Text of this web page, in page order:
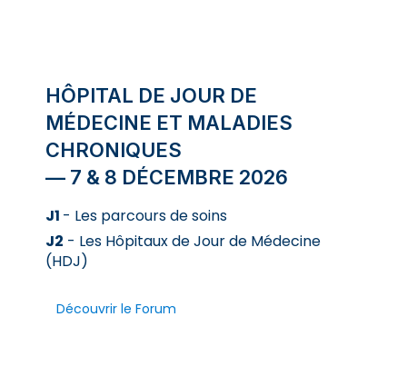
HÔPITAL DE JOUR DE
MÉDECINE ET MALADIES
CHRONIQUES
— 7 & 8 DÉCEMBRE 2026
J1 - Les parcours de soins
J2 - Les Hôpitaux de Jour de Médecine
(HDJ)
Découvrir le Forum